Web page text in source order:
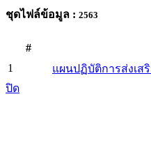
ชุดไฟล์ข้อมูล : 2563
#
1
แผนปฏิบัติการส่งเส
ปิด